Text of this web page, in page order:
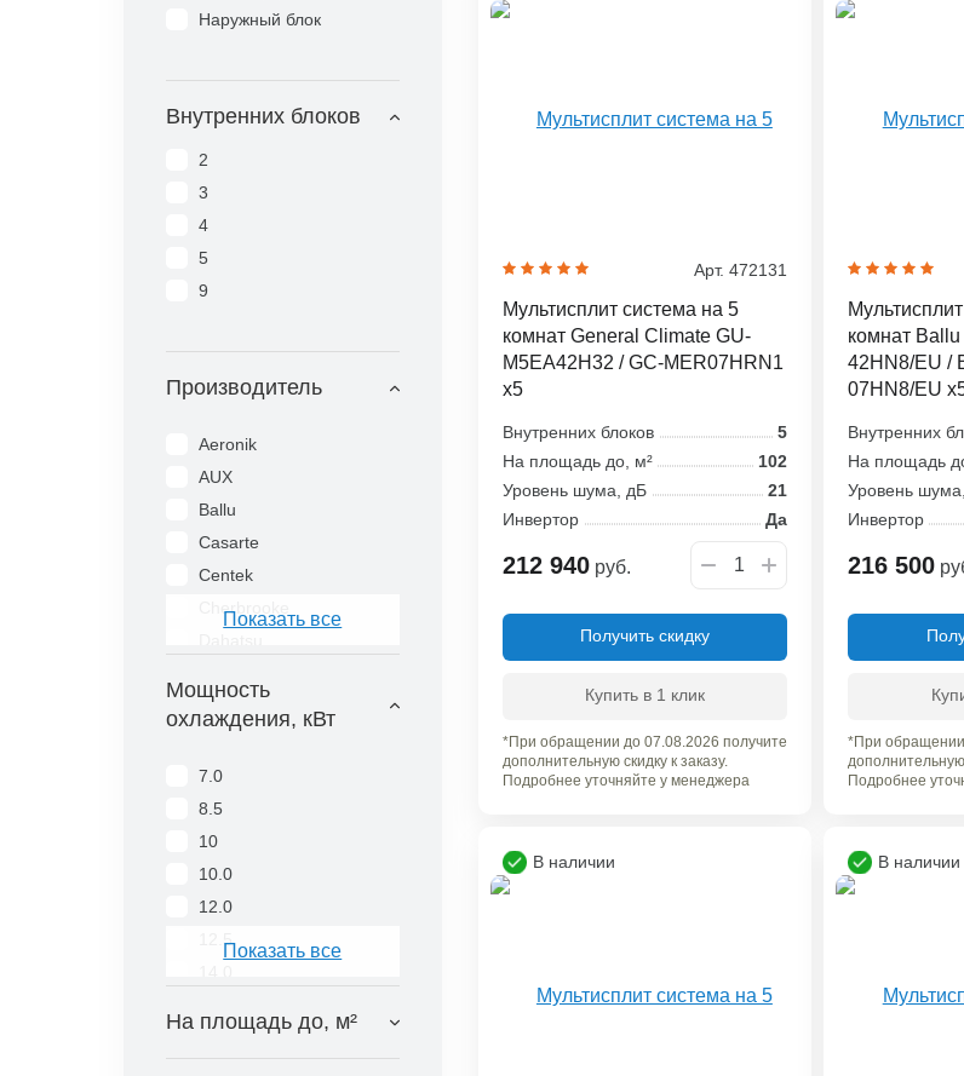
Наружный блок
Внутренних блоков
2
3
4
5
9
Производитель
Aeronik
AUX
Ballu
Casarte
Centek
Cherbrooke
Dantex
Ecoclima
Electrolux
Energolux
Eurohoff
Ferrum
General Climate
GoldStar
Показать все
Мощность
охлаждения, кВт
7.0
8.5
10
10.0
12.0
12.5
Показать все
На площадь до, м²
Арт. 472131
Мультисплит система на 5
комнат General Climate GU-
M5EA42H32 / GC-MER07HRN1
x5
Внутренних блоков
5
На площадь до, м²
102
Уровень шума, дБ
21
Инвертор
Да
212 940руб.
Получить скидку
Купить в 1 клик
*При обращении до 07.08.2026 получите
дополнительную скидку к заказу.
Подробнее уточняйте у менеджера
комнат
42HN8/EU /
07HN8/EU
Внутренних
На площадь
Уровень
Инвертор
216 500
*При обращении
дополнительную
Подробнее
В наличии В наличии